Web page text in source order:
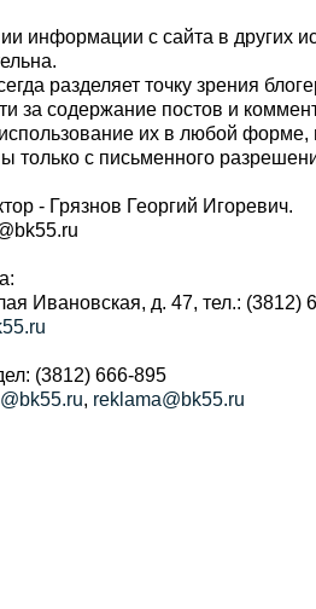
информации с сайта в других
разделяет точку зрения
за содержание постов и
их в любой форме,
с письменного
- Грязнов Георгий Игоревич.
Ивановская, д. 47, тел.: (3812)
(3812) 666-895
, reklama@bk55.ru